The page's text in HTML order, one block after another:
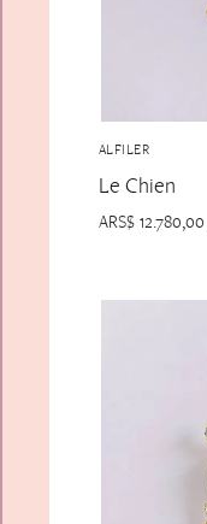
ALFILER
Le Chien
ARS$12.780,00